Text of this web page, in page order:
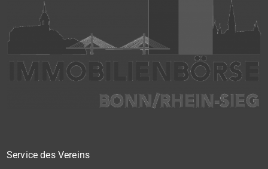
Service des Vereins